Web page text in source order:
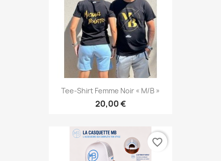
Tee-Shirt Femme Noir « M/B »
20,00 €
favorite_border